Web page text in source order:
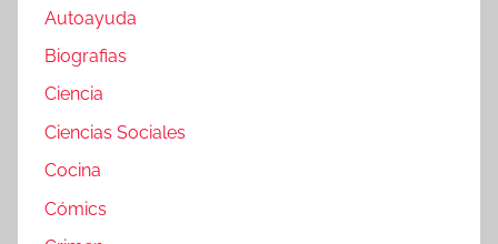
Autoayuda
Biografias
Ciencia
Ciencias Sociales
Cocina
Cómics